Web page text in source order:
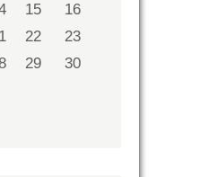
15
16
22
23
29
30